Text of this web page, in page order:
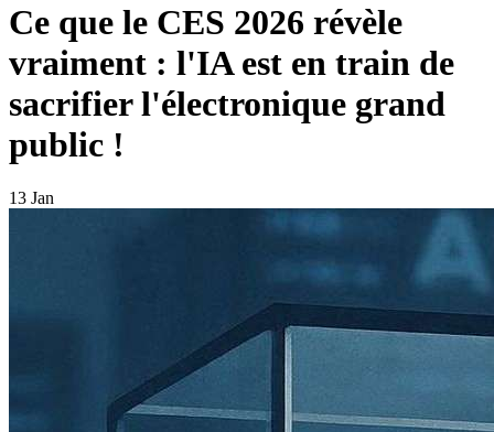
Ce que le CES 2026 révèle
vraiment : l'IA est en train de
sacrifier l'électronique grand
public !
13 Jan